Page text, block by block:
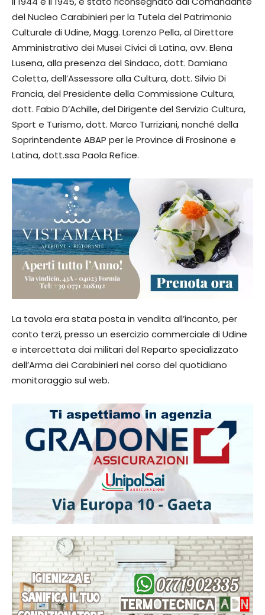
del Nucleo Carabinieri per la Tutela del Patrimonio
Culturale di Udine, Magg. Lorenzo Pella, al Direttore
Amministrativo dei Musei Civici di Latina, avv. Elena
Lusena, alla presenza del Sindaco, dott. Damiano
Coletta, dell’Assessore alla Cultura, dott. Silvio Di
Francia, del Presidente della Commissione Cultura,
dott. Fabio D’Achille, del Dirigente del Servizio Cultura,
Sport e Turismo, dott. Marco Turriziani, nonché della
Soprintendente ABAP per le Province di Frosinone e
Latina, dott.ssa Paola Refice.
La tavola era stata posta in vendita all’incanto, per
conto terzi, presso un esercizio commerciale di Udine
e intercettata dai militari del Reparto specializzato
dell’Arma dei Carabinieri nel corso del quotidiano
monitoraggio sul web.